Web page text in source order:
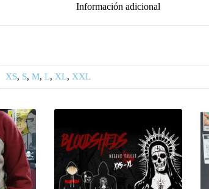
Información adicional
XS, S, M, L, XL, XXL